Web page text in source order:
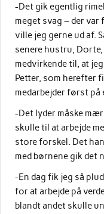
-Det gik egentlig
meget svag – der
ville jeg gerne ud af.
senere hustru,
medvirkende til, at
Petter, som herefter
medarbejder først på
-Det lyder måske
skulle til at arbejde
store forskel. Det
med børnene gik det
-En dag fik jeg så
for at arbejde på
blandt andet skulle